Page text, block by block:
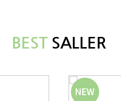
BESTSALLER